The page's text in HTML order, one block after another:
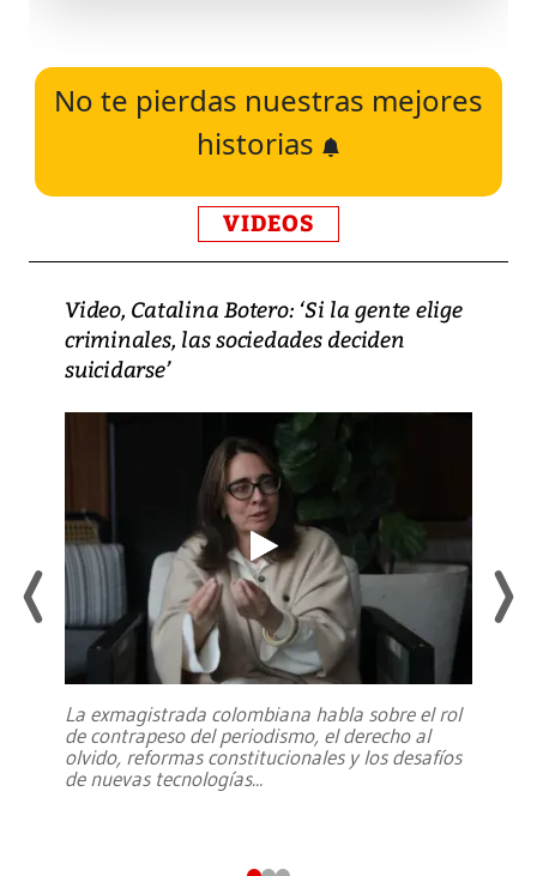
No te pierdas nuestras mejores
historias
VIDEOS
Video, Catalina Botero: ‘Si la gente elige
criminales, las sociedades deciden
suicidarse’
La exmagistrada colombiana habla sobre el rol
de contrapeso del periodismo, el derecho al
olvido, reformas constitucionales y los desafíos
de nuevas tecnologías...